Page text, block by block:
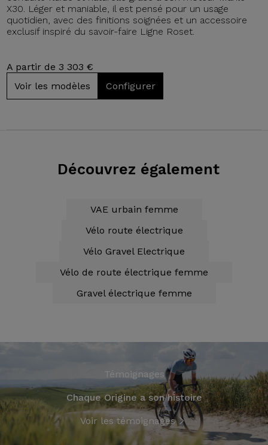
X30. Léger et maniable, il est pensé pour un usage
quotidien, avec des finitions soignées et un accessoire
exclusif inspiré du savoir-faire Ligne Roset.
A partir de 3 303 €
Voir les modèles
Configurer
Découvrez également
VAE urbain femme
Vélo route électrique
Vélo Gravel Electrique
Vélo de route électrique femme
Gravel électrique femme
Témoignages
Chaque Origine a son histoire
Voir les témoignages